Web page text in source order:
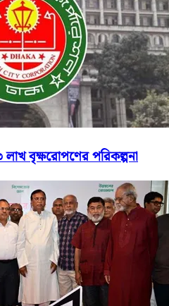
বৃক্ষরোপণের পরিকল্পনা